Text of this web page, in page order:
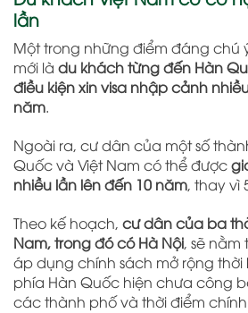
lần
Một trong những điểm đáng chú
mới là du khách từng đến Hàn
điều kiện xin visa nhập cảnh
năm.
Ngoài ra, cư dân của một số
Quốc và Việt Nam có thể được
nhiều lần lên đến 10 năm, thay vì
Theo kế hoạch, cư dân của ba
Nam, trong đó cóHà Nội, sẽ
áp dụng chính sách mở rộng thời
phía Hàn Quốc hiện chưa công
các thành phố và thời điểm